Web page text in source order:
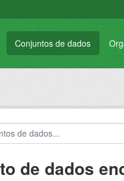
Conjuntos de dados
de dados